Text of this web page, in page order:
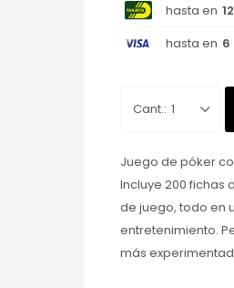
hasta en 12
hasta en 6
1
Juego de póker
Incluye 200 fichas
de juego, todo en
entretenimiento.
más